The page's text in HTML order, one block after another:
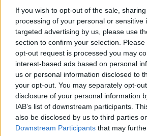
If you wish to opt-out of the sale,
processing of your personal or sensitive
targeted advertising by us, please use
section to confirm your selection.
opt-out request is processed you may
interest-based ads based on personal
us or personal information disclosed to
your opt-out. You may separately opt-
disclosure of your personal information
IAB’s list of downstream participants.
also be disclosed by us to third parties
Downstream Participants that may
önmagában egy mennyei, ízletes
fűszerekkel tovább fokozva,
lábáról. Kiválóan bele illik akár a
menüsorba is, és még másnap
tökéletes. Hozzávalók: Húshoz: